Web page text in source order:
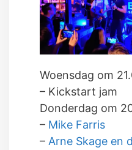
Woensdag om
– Kickstart jam
Donderdag om
– Mike Farris
– Arne Skage en